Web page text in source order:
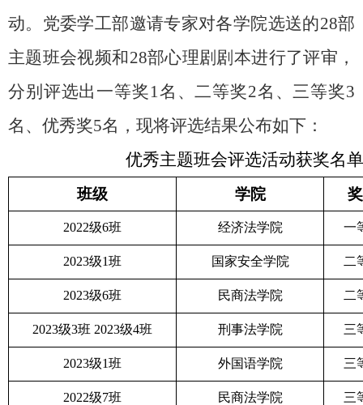
动。党委学工部邀请专家对各学院选送的28部
主题班会视频和28部心理剧剧本进行了评审 ，
分别 评选出一等奖1名、二等奖2名、三等奖3
名 、 优秀奖5名， 现将评选结果公布如下 ：
优秀主题班会评选活动获奖名单
班级 学院
2022级6班 经济法学院 一
2023级1班 国家安全学院 二
2023级6班 民商法学院 二
2023级3班 2023级4班 刑事法学院 三
2023级1班 外国语学院 三
2022级7班 民商法学院 三